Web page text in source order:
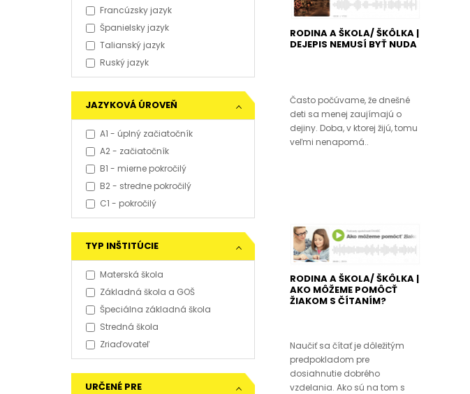
Francúzsky jazyk
Španielsky jazyk
Talianský jazyk
Ruský jazyk
JAZYKOVÁ ÚROVEŇ
A1 - úplný začiatočník
A2 - začiatočník
B1 - mierne pokročilý
B2 - stredne pokročilý
C1 - pokročilý
TYP INŠTITÚCIE
Materská škola
Základná škola a GOŠ
Špeciálna základná škola
Stredná škola
Zriaďovateľ
URČENÉ PRE
RODINA A ŠKOLA/ ŠKÔLKA |
DEJEPIS NEMUSÍ BYŤ NUDA
Často počúvame, že dnešné
deti sa menej zaujímajú o
dejiny. Doba, v ktorej žijú, tomu
veľmi nenapomá..
RODINA A ŠKOLA/ ŠKÔLKA |
AKO MÔŽEME POMÔCŤ
ŽIAKOM S ČÍTANÍM?
Naučiť sa čítať je dôležitým
predpokladom pre
dosiahnutie dobrého
vzdelania. Ako sú na tom s